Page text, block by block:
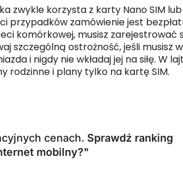
zwykle korzysta z karty Nano SIM
przypadków zamówienie jest
komórkowej, musisz zarejestrować
szczególną ostrożność, jeśli musisz
i nigdy nie wkładaj jej na siłę. W lajt
rodzinne i plany tylko na kartę SIM.
cenach. Sprawdź ranking
mobilny?"